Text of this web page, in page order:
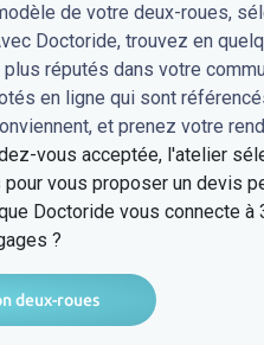
de votre deux-roues,
Doctoride, trouvez en
réputés dans votre
en ligne qui sont
et prenez votre
vous acceptée, l'atelier
vous proposer un devis
Doctoride vous connecte
?
deux-roues